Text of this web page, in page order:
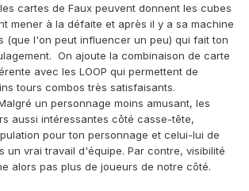
cartes de Faux peuvent donnent les cubes
mener à la défaite et après il y a sa machine
(que l'on peut influencer un peu) qui fait ton
On ajoute la combinaison de carte
avec les LOOP qui permettent de
tours combos très satisfaisants.
un personnage moins amusant, les
aussi intéressantes côté casse-tête,
pour ton personnage et celui-lui de
un vrai travail d'équipe. Par contre, visibilité
alors pas plus de joueurs de notre côté.